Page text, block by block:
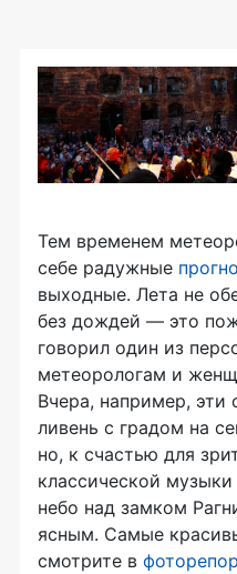
Тем временем
себе радужные
выходные. Лета не
без дождей — это
говорил один из
метеорологам и
Вчера, например,
ливень с градом на
но, к счастью для
классической музыки
небо над замком
ясным. Самые
смотрите в